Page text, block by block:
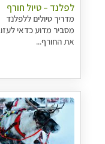
לפלנד – טיול חורף
מדריך טיולים ללפלנד
מסביר מדוע כדאי
את החורף...